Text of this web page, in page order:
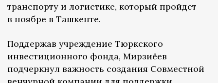
транспорту и логистике, который пройдет
в ноябре в Ташкенте.
Поддержав учреждение Тюркского
инвестиционного фонда, Мирзиёев
подчеркнул важность создания Совместной